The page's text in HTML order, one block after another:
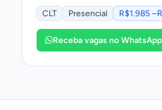
CLT Presencial R$1.985
Receba vagas no